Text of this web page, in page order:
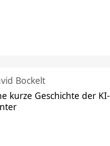
Bockelt
kurze Geschichte der KI-